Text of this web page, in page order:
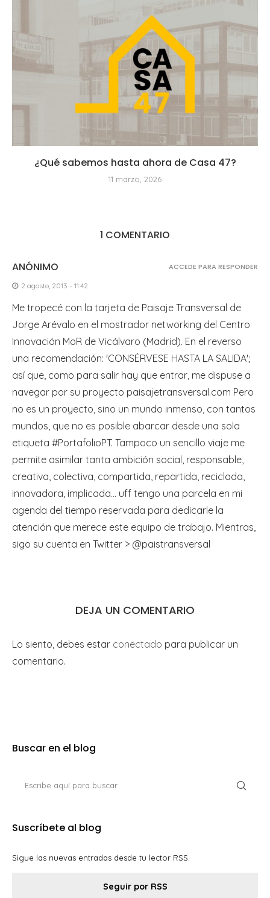
¿Qué sabemos hasta ahora de Casa 47?
11 marzo, 2026
1 COMENTARIO
ANÓNIMO
2 agosto, 2013 - 11:42
Me tropecé con la tarjeta de Paisaje Transversal de
Jorge Arévalo en el mostrador networking del Centro
Innovación MoR de Vicálvaro (Madrid). En el reverso
una recomendación: 'CONSÉRVESE HASTA LA SALIDA';
así que, como para salir hay que entrar, me dispuse a
navegar por su proyecto paisajetransversal.com Pero
no es un proyecto, sino un mundo inmenso, con tantos
mundos, que no es posible abarcar desde una sola
etiqueta #PortafolioPT. Tampoco un sencillo viaje me
permite asimilar tanta ambición social, responsable,
creativa, colectiva, compartida, repartida, reciclada,
innovadora, implicada… uff tengo una parcela en mi
agenda del tiempo reservada para dedicarle la
atención que merece este equipo de trabajo. Mientras,
sigo su cuenta en Twitter > @paistransversal
ACCEDE PARA RESPONDER
DEJA UN COMENTARIO
Lo siento, debes estar conectado para publicar un
comentario.
Buscar en el blog
Suscríbete al blog
Sigue las nuevas entradas desde tu lector RSS.
Seguir por RSS